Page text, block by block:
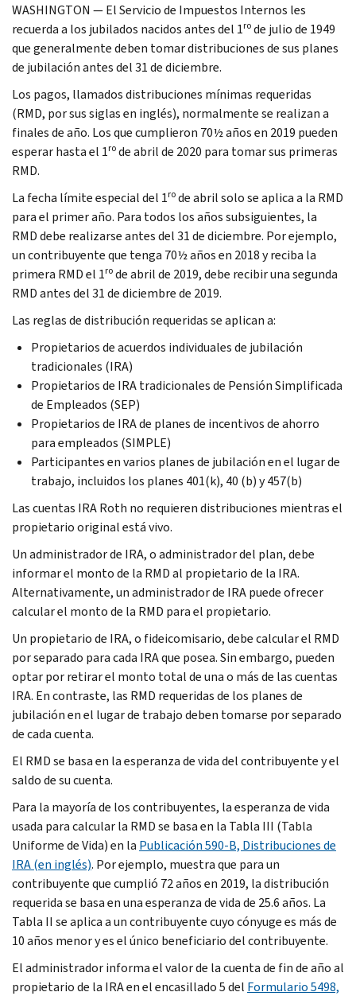
WASHINGTON — El Servicio de Impuestos Internos les
recuerda a los jubilados nacidos antes del 1rode julio de 1949
que generalmente deben tomar distribuciones de sus planes
de jubilación antes del 31 de diciembre.
Los pagos, llamados distribuciones mínimas requeridas
(RMD, por sus siglas en inglés), normalmente se realizan a
finales de año. Los que cumplieron 70½ años en 2019 pueden
esperar hasta el 1rode abril de 2020 para tomar sus primeras
RMD.
La fecha límite especial del 1rode abril solo se aplica a la RMD
para el primer año. Para todos los años subsiguientes, la
RMD debe realizarse antes del 31 de diciembre. Por ejemplo,
un contribuyente que tenga 70½ años en 2018 y reciba la
primera RMD el 1rode abril de 2019, debe recibir una segunda
RMD antes del 31 de diciembre de 2019.
Las reglas de distribución requeridas se aplican a:
Propietarios de acuerdos individuales de jubilación
tradicionales (IRA)
Propietarios de IRA tradicionales de Pensión Simplificada
de Empleados (SEP)
Propietarios de IRA de planes de incentivos de ahorro
para empleados (SIMPLE)
Participantes en varios planes de jubilación en el lugar de
trabajo, incluidos los planes 401(k), 40 (b) y 457(b)
Las cuentas IRA Roth no requieren distribuciones mientras el
propietario original está vivo.
Un administrador de IRA, o administrador del plan, debe
informar el monto de la RMD al propietario de la IRA.
Alternativamente, un administrador de IRA puede ofrecer
calcular el monto de la RMD para el propietario.
Un propietario de IRA, o fideicomisario, debe calcular el RMD
por separado para cada IRA que posea. Sin embargo, pueden
optar por retirar el monto total de una o más de las cuentas
IRA. En contraste, las RMD requeridas de los planes de
jubilación en el lugar de trabajo deben tomarse por separado
de cada cuenta.
El RMD se basa en la esperanza de vida del contribuyente y el
saldo de su cuenta.
Para la mayoría de los contribuyentes, la esperanza de vida
usada para calcular la RMD se basa en la Tabla III (Tabla
Uniforme de Vida) en la Publicación 590-B, Distribuciones de
IRA (en inglés). Por ejemplo, muestra que para un
contribuyente que cumplió 72 años en 2019, la distribución
requerida se basa en una esperanza de vida de 25.6 años. La
Tabla II se aplica a un contribuyente cuyo cónyuge es más de
10 años menor y es el único beneficiario del contribuyente.
El administrador informa el valor de la cuenta de fin de año al
propietario de la IRA en el encasillado 5 del Formulario 5498,